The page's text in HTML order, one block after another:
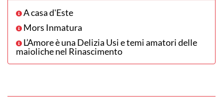
A casa d'Este
Mors Inmatura
L’Amore è una Delizia Usi e temi amatori delle
maioliche nel Rinascimento